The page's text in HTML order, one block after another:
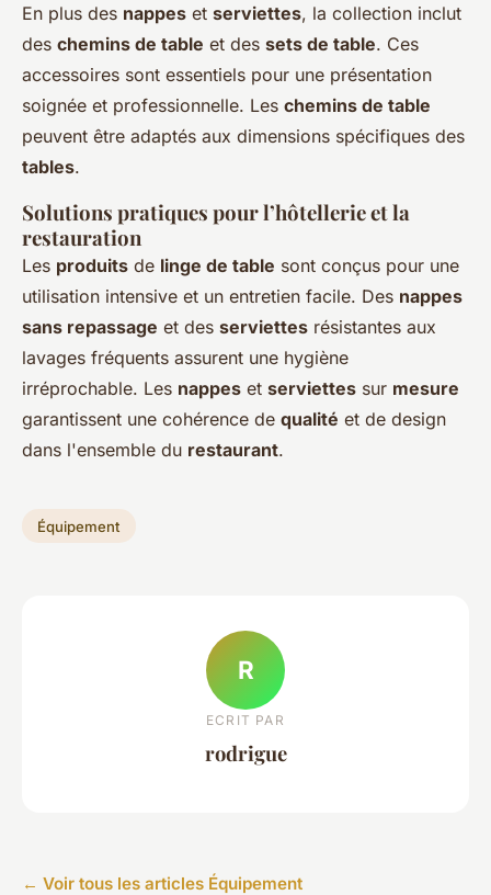
En plus des nappes et serviettes, la collection inclut
des chemins de table et des sets de table. Ces
accessoires sont essentiels pour une présentation
soignée et professionnelle. Les chemins de table
peuvent être adaptés aux dimensions spécifiques des
tables.
Solutions pratiques pour l’hôtellerie et la
restauration
Les produits de linge de table sont conçus pour une
utilisation intensive et un entretien facile. Des nappes
sans repassage et des serviettes résistantes aux
lavages fréquents assurent une hygiène
irréprochable. Les nappes et serviettes sur mesure
garantissent une cohérence de qualité et de design
dans l'ensemble du restaurant.
Équipement
R
ECRIT PAR
rodrigue
← Voir tous les articles Équipement